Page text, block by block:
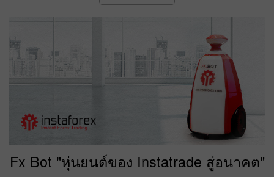
Fx Bot "หุ่นยนต์ของ Instatrade สู่อนาคต"